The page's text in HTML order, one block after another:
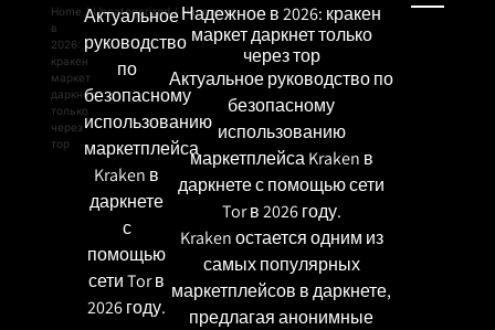
Home /Uncategorized/ Надежное
в
2026:
кракен
маркет
даркнет
только
через
тор
Актуальное
руководство
по
безопасному
использованию
маркетплейса
Kraken в
даркнете
с
помощью
сети Tor в
2026 году.
Надежное в 2026: кракен
маркет даркнет только
через тор
Актуальное руководство по
безопасному
использованию
маркетплейса Kraken в
даркнете с помощью сети
Tor в 2026 году.
Kraken остается одним из
самых популярных
маркетплейсов в даркнете,
предлагая анонимные